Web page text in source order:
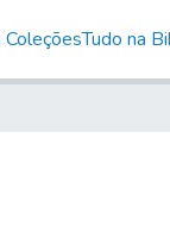
ColeçõesTudo na